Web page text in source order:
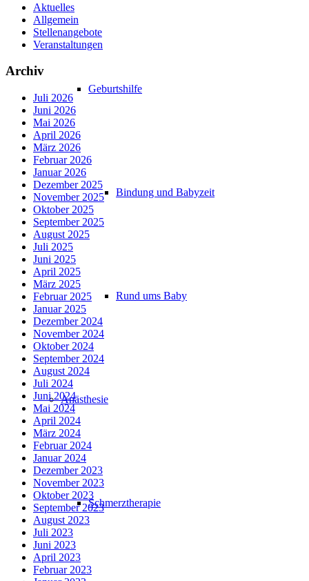
Geburtshilfe
Bindung und Babyzeit
Rund ums Baby
Anästhesie
Schmerztherapie
Aktuelles
Allgemein
Stellenangebote
Veranstaltungen
Archiv
Juli 2026
Juni 2026
Mai 2026
April 2026
März 2026
Februar 2026
Januar 2026
Dezember 2025
November 2025
Oktober 2025
September 2025
August 2025
Juli 2025
Juni 2025
April 2025
März 2025
Februar 2025
Januar 2025
Dezember 2024
November 2024
Oktober 2024
September 2024
August 2024
Juli 2024
Juni 2024
Mai 2024
April 2024
März 2024
Februar 2024
Januar 2024
Dezember 2023
November 2023
Oktober 2023
September 2023
August 2023
Juli 2023
Juni 2023
April 2023
Februar 2023